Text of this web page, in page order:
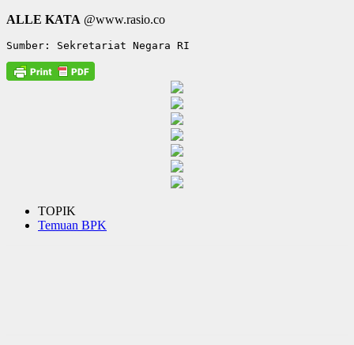
ALLE KATA @www.rasio.co
Sumber: Sekretariat Negara RI
TOPIK
Temuan BPK